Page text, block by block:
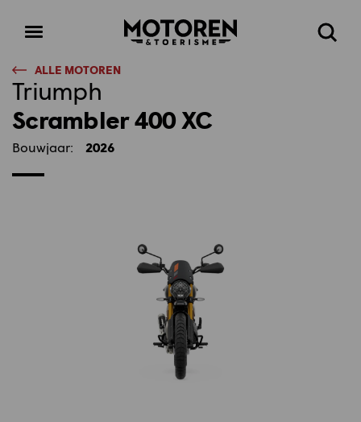
Open
Homepage Zoeken
ALLE MOTOREN
Triumph
Scrambler 400 XC
Bouwjaar: 2026